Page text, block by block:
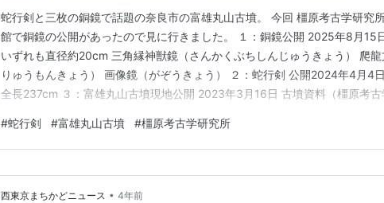
蛇行剣と三枚の銅鏡で話題の奈良市の富雄丸山古墳。 今回 橿原考古学研究
館で銅鏡の公開があったので見に行きました。 １：銅鏡公開 2025年8月15
いずれも直径約20cm 三角縁神獣鏡（さんかくぶちしんじゅうきょう） 爬龍
りゅうもんきょう） 画像鏡（がぞうきょう） ２：蛇行剣 公開2024年4月4
全長237cm ３：富雄丸山古墳現地公開 2023年3月16日 古墳資料（橿原考古
頂上からの眺め 発掘現場 この時は銅鏡が取り出し前で 棺の左側に見えてい
は近鉄富雄…
#蛇行剣 #富雄丸山古墳 #橿原考古学研究所
西東京まちかどニュース • 4年前